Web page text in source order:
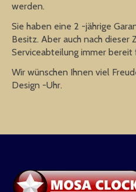
werden.
Sie haben eine 2 -jährige
Besitz. Aber auch nach dieser
Serviceabteilung immer bereit
Wir wünschen Ihnen viel
Design -Uhr.